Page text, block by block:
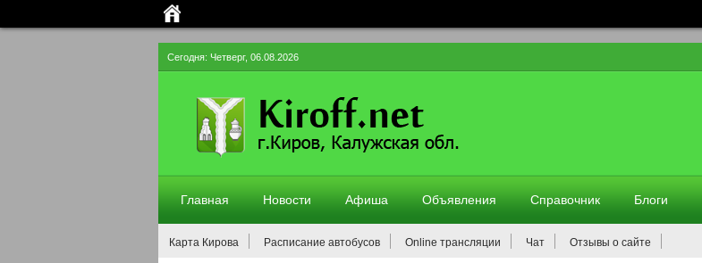
Сегодня: Четверг, 06.08.2026
Главная Новости Афиша Объявления Справочник Блоги
Карта Кирова Расписание автобусов Online трансляции Чат Отзывы о сайте